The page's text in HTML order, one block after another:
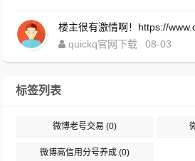
楼主很有激情啊！https://
quickq官网下载
08-03
标签列表
微博老号交易 (0)
微博高信用分号养成 (0)